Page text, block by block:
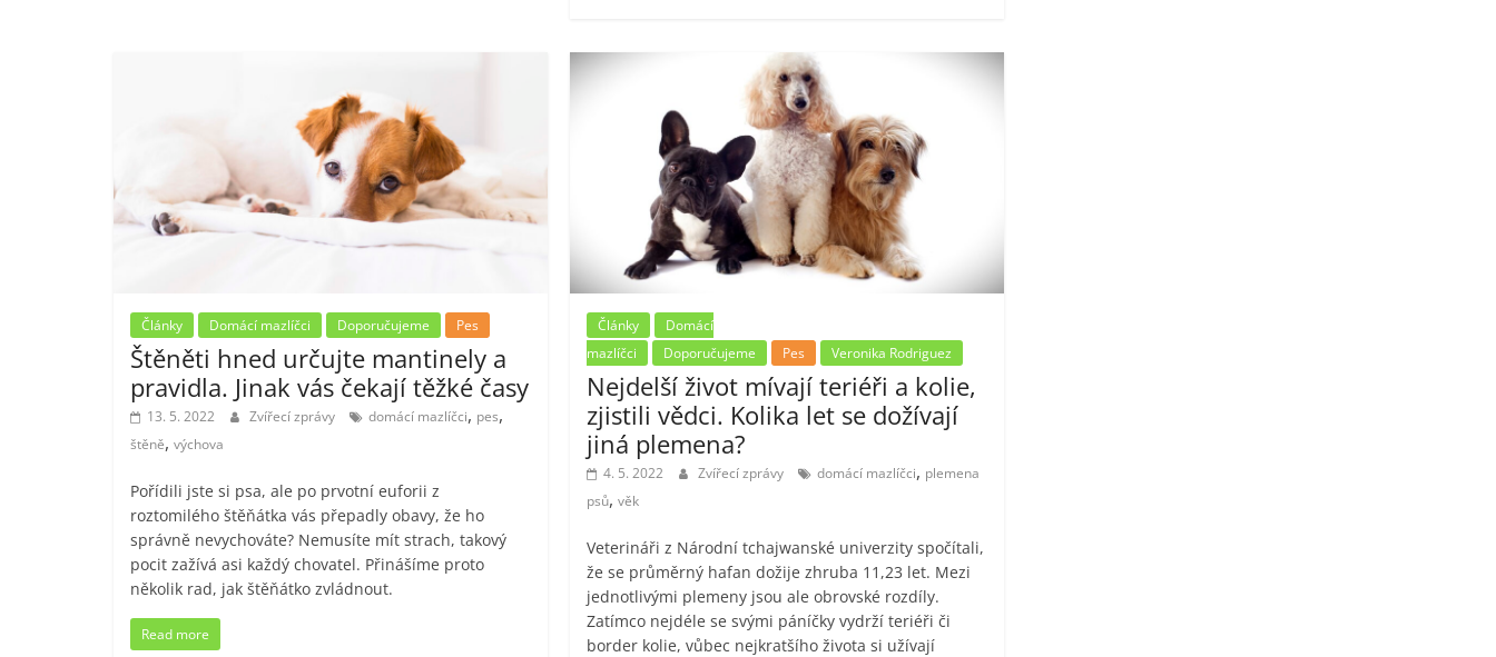
Články Domácí mazlíčci Doporučujeme Pes
Štěněti hned určujte mantinely a
pravidla. Jinak vás čekají těžké časy
13. 5. 2022 Zvířecí zprávy domácí mazlíčci, pes,
štěně, výchova
Pořídili jste si psa, ale po prvotní euforii z
roztomilého štěňátka vás přepadly obavy, že ho
správně nevychováte? Nemusíte mít strach, takový
pocit zažívá asi každý chovatel. Přinášíme proto
několik rad, jak štěňátko zvládnout.
Read more
Články
Domácí
mazlíčci
Doporučujeme Pes Veronika Rodriguez
Nejdelší život mívají teriéři a kolie,
zjistili vědci. Kolika let se dožívají
jiná plemena?
4. 5. 2022 Zvířecí zprávy domácí mazlíčci, plemena
psů,věk
Veterináři z Národní tchajwanské univerzity spočítali,
že se průměrný hafan dožije zhruba 11,23 let. Mezi
jednotlivými plemeny jsou ale obrovské rozdíly.
Zatímco nejdéle se svými páníčky vydrží teriéři či
border kolie, vůbec nejkratšího života si užívají